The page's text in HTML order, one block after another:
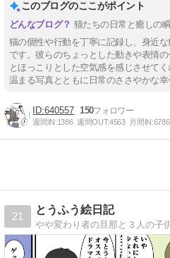
このブログのここがポイント
猫たちの日常と癒しの
猫の個性や行動を丁寧に記録し、身近
です。彼らのちょっとした動きや表情
とほっこりとした空気感を感じさせて
温まる写真とともに日常のささやかな幸
640557 150
週間IN:1386 週間OUT:4563 月間IN:6786
21
とうふう絵日記